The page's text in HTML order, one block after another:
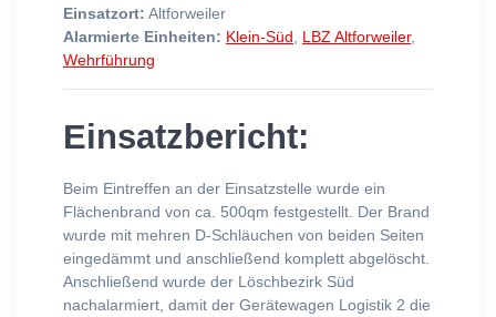
Einsatzort: Altforweiler
Alarmierte Einheiten: Klein-Süd LBZ Altforweiler,
Wehrführung
Einsatzbericht:
Beim Eintreffen an der Einsatzstelle wurde ein
Flächenbrand von ca. 500qm festgestellt. Der Brand
wurde mit mehren D-Schläuchen von beiden Seiten
eingedämmt und anschließend komplett abgelöscht.
Anschließend wurde der Löschbezirk Süd
nachalarmiert, damit der Gerätewagen Logistik 2 die